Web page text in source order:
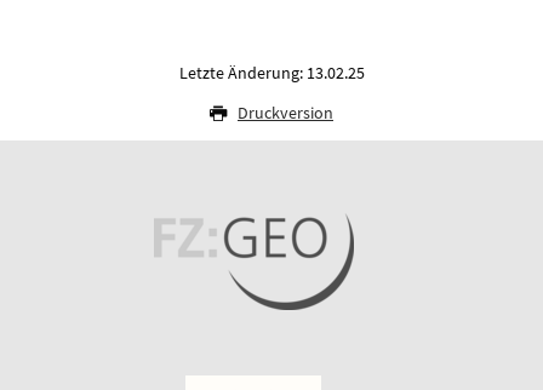
Letzte Änderung: 13.02.25
Druckversion